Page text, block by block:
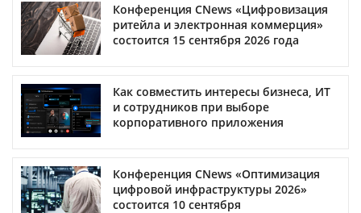
Конференция CNews «Цифровизация
ритейла и электронная коммерция»
состоится 15 сентября 2026 года
Как совместить интересы бизнеса, ИТ
и сотрудников при выборе
корпоративного приложения
Конференция CNews «Оптимизация
цифровой инфраструктуры 2026»
состоится 10 сентября